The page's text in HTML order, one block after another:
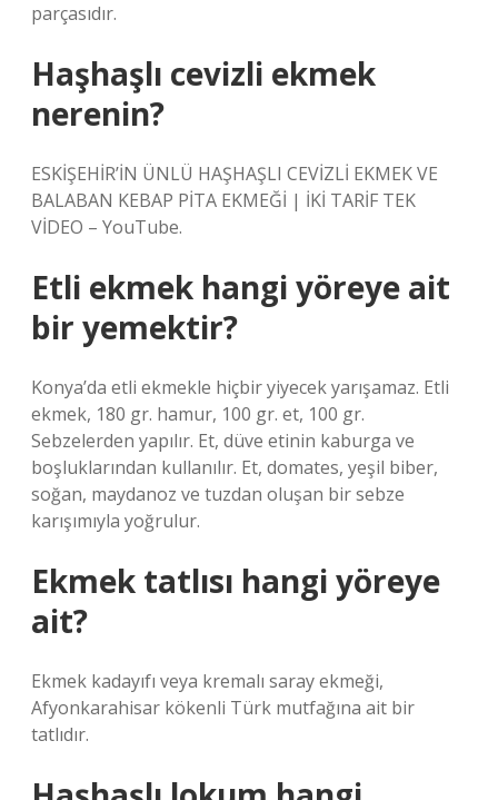
parçasıdır.
Haşhaşlı cevizli ekmek
nerenin?
ESKİŞEHİR’İN ÜNLÜ HAŞHAŞLI CEVİZLİ EKMEK VE
BALABAN KEBAP PİTA EKMEĞİ | İKİ TARİF TEK
VİDEO – YouTube.
Etli ekmek hangi yöreye ait
bir yemektir?
Konya’da etli ekmekle hiçbir yiyecek yarışamaz. Etli
ekmek, 180 gr. hamur, 100 gr. et, 100 gr.
Sebzelerden yapılır. Et, düve etinin kaburga ve
boşluklarından kullanılır. Et, domates, yeşil biber,
soğan, maydanoz ve tuzdan oluşan bir sebze
karışımıyla yoğrulur.
Ekmek tatlısı hangi yöreye
ait?
Ekmek kadayıfı veya kremalı saray ekmeği,
Afyonkarahisar kökenli Türk mutfağına ait bir
tatlıdır.